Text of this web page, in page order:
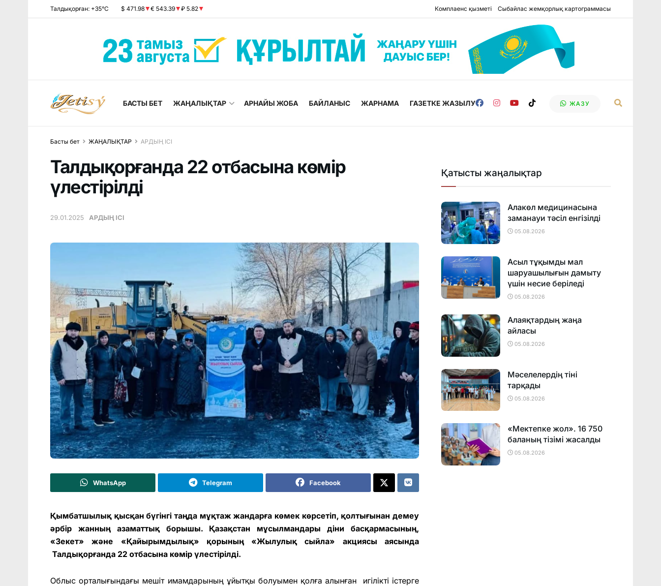
Талдықорған: +35°C $ 471.98 € 543.39 ₽ 5.82 Комплаенс қызметі Сыбайлас жемқорлық картограммасы
БАСТЫ БЕТ ЖАҢАЛЫҚТАР АРНАЙЫ ЖОБА БАЙЛАНЫС ЖАРНАМА ГАЗЕТКЕ ЖАЗЫЛУ ЖАЗУ
Басты бет ЖАҢАЛЫҚТАР АРДЫҢ ІСІ
Талдықорғанда 22 отбасына көмір
үлестірілді
29.01.2025 АРДЫҢ ІСІ
WhatsApp Telegram Facebook
Қымбатшылық қысқан бүгінгі таңда мұқтаж жандарға көмек көрсетіп, қолтығынан демеу
әрбір жанның азаматтық борышы. Қазақстан мұсылмандары діни басқармасының,
«Зекет» және «Қайырымдылық» қорының «Жылулық сыйла» акциясы аясында
Талдықорғанда 22 отбасына көмір үлестірілді.
Облыс орталығындағы мешіт имамдарының ұйытқы болуымен қолға алынған игілікті істерге
Қатысты жаңалықтар
Алакөл медицинасына
заманауи тәсіл енгізілді
05.08.2026
Асыл тұқымды мал
шаруашылығын дамыту
үшін несие беріледі
05.08.2026
Алаяқтардың жаңа
айласы
05.08.2026
Мәселелердің тіні
тарқады
05.08.2026
«Мектепке жол». 16 750
баланың тізімі жасалды
05.08.2026